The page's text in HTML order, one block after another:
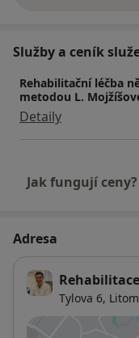
Služby a ceník
Rehabilitační léčba
metodou L.
Detaily
Jak fungují ceny?
Adresa
Tylova 6,